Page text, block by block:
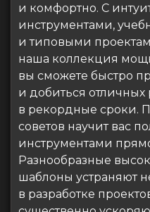
и комфортно. С
инструментами,
и типовыми
наша коллекция
вы сможете быстро
и добиться отличных
в рекордные сроки.
советов научит вас
инструментами
Разнообразные
шаблоны устраняют
в разработке